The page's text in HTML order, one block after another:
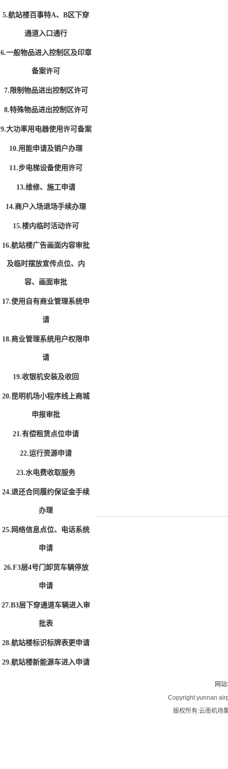
5.航站楼百事特A、B区下穿
通道入口通行
6.一般物品进入控制区及印章
备案许可
7.限制物品进出控制区许可
8.特殊物品进出控制区许可
9.大功率用电器使用许可备案
10.用能申请及销户办理
11.步电梯设备使用许可
13.维修、施工申请
14.商户入场退场手续办理
15.楼内临时活动许可
16.航站楼广告画面内容审批
及临时摆放宣传点位、内
容、画面审批
17.使用自有商业管理系统申
请
18.商业管理系统用户权限申
请
19.收银机安装及收回
20.昆明机场小程序线上商城
申报审批
21.有偿租赁点位申请
22.运行资源申请
23.水电费收取服务
24.退还合同履约保证金手续
办理
25.网络信息点位、电话系统
申请
26.F3层4号门卸货车辆停放
申请
27.B3层下穿通道车辆进入审
批表
28.航站楼标识标牌表更申请
29.航站楼新能源车进入申请
网
Copyright yunnan
版权所有:云南机场